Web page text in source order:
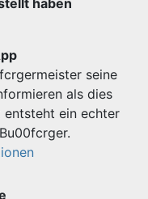
haben
seine
als dies
ein echter